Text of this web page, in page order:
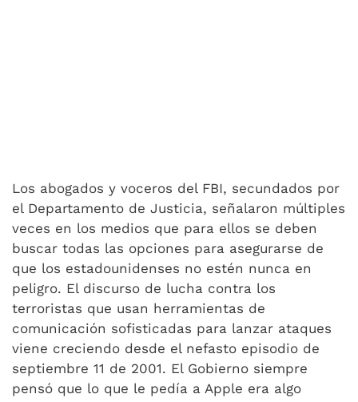
Los abogados y voceros del FBI, secundados por
el Departamento de Justicia, señalaron múltiples
veces en los medios que para ellos se deben
buscar todas las opciones para asegurarse de
que los estadounidenses no estén nunca en
peligro. El discurso de lucha contra los
terroristas que usan herramientas de
comunicación sofisticadas para lanzar ataques
viene creciendo desde el nefasto episodio de
septiembre 11 de 2001. El Gobierno siempre
pensó que lo que le pedía a Apple era algo